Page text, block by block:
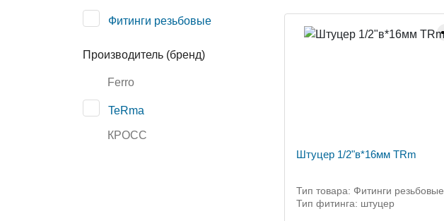
Фитинги резьбовые
Производитель (бренд)
Ferro
TeRma
КРОСС
Штуцер 1/2"в*16мм TRm
Тип товара: Фитинги резьбовые
Тип фитинга: штуцер